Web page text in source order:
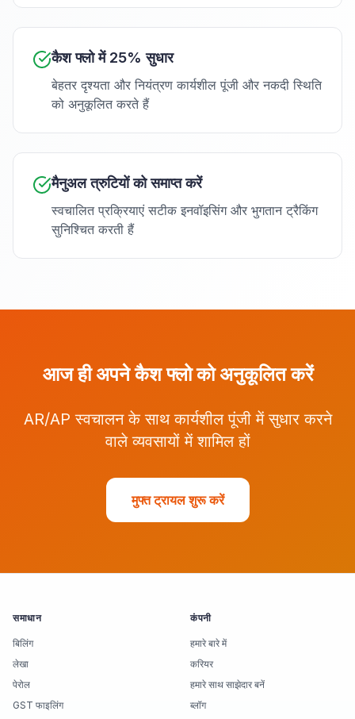
कैश फ्लो में 25% सुधार
बेहतर दृश्यता और नियंत्रण कार्यशील पूंजी और नकदी स्थिति
को अनुकूलित करते हैं
मैनुअल त्रुटियों को समाप्त करें
स्वचालित प्रक्रियाएं सटीक इनवॉइसिंग और भुगतान ट्रैकिंग
सुनिश्चित करती हैं
आज ही अपने कैश फ्लो को अनुकूलित करें
AR/AP स्वचालन के साथ कार्यशील पूंजी में सुधार करने
वाले व्यवसायों में शामिल हों
मुफ्त ट्रायल शुरू करें
समाधान
बिलिंग
लेखा
पेरोल
GST फाइलिंग
कंपनी
हमारे बारे में
करियर
हमारे साथ साझेदार बनें
ब्लॉग